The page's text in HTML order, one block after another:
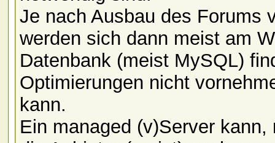
Je nach Ausbau des Forums
werden sich dann meist am
Datenbank (meist MySQL)
Optimierungen nicht
kann.
Ein managed (v)Server